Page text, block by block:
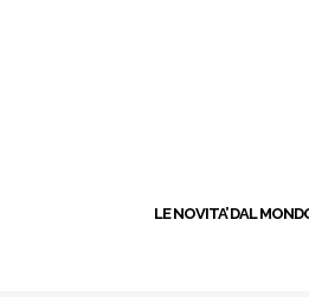
LE NOVITA’ DAL